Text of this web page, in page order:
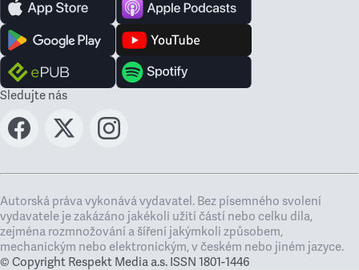
Sledujte nás
Autorská práva vykonává vydavatel. Bez písemného svolení
vydavatele je zakázáno jakékoli užití částí nebo celku díla,
zejména rozmnožování a šíření jakýmkoli způsobem,
mechanickým nebo elektronickým, v českém nebo jiném jazyce.
© Copyright Respekt Media a.s. ISSN 1801-1446